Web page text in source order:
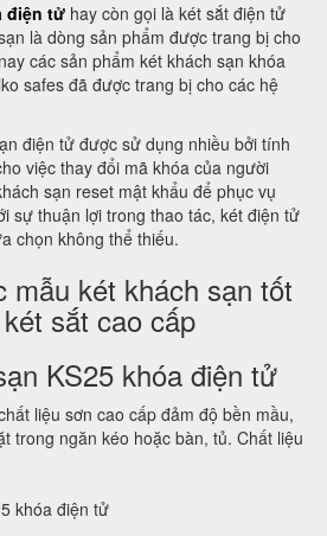
điện tử hay còn gọi là két sắt điện tử
là dòng sản phẩm được trang bị cho
các sản phẩm két khách sạn khóa
safes đã được trang bị cho các hệ
điện tử được sử dụng nhiều bởi tính
việc thay đổi mã khóa của người
sạn reset mật khẩu để phục vụ
sự thuận lợi trong thao tác, két điện tử
chọn không thể thiếu.
mẫu két khách sạn tốt
sắt cao cấp
KS25 khóa điện tử
liệu sơn cao cấp đảm độ bền mầu,
trong ngăn kéo hoặc bàn, tủ. Chất liệu